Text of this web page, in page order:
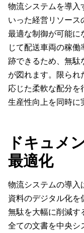
物流システムを導入
いった経営リソース
最適な制御が可能に
じて配送車両の稼
跡できるため、無
が図れます。限ら
応じた柔軟な配分
生産性向上を同時に
ドキュメ
最適化
物流システムの導入
資料のデジタル化
無駄を大幅に削減す
全ての文書を中央シ